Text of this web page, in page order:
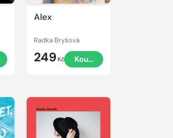
Alex
Radka Bryšová
249 Kč Koupit